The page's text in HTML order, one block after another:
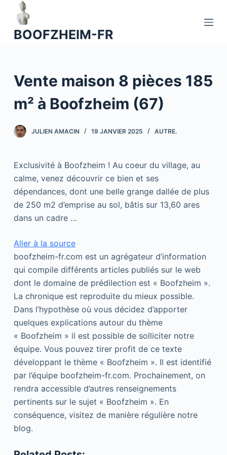
u
o
e
n
u
BOOFZHEIM-FR
Vente maison 8 pièces 185
m² à Boofzheim (67)
JULIEN AMACIN 19 JANVIER 2025 AUTRE.
Exclusivité à Boofzheim ! Au coeur du village, au
calme, venez découvrir ce bien et ses
dépendances, dont une belle grange dallée de plus
de 250 m2 d’emprise au sol, bâtis sur 13,60 ares
dans un cadre …
Aller à la source
boofzheim-fr.com est un agrégateur d’information
qui compile différents articles publiés sur le web
dont le domaine de prédilection est « Boofzheim ».
La chronique est reproduite du mieux possible.
Dans l’hypothèse où vous décidez d’apporter
quelques explications autour du thème
« Boofzheim » il est possible de solliciter notre
équipe. Vous pouvez tirer profit de ce texte
développant le thème « Boofzheim ». Il est identifié
par l’équipe boofzheim-fr.com. Prochainement, on
rendra accessible d’autres renseignements
pertinents sur le sujet « Boofzheim ». En
conséquence, visitez de manière régulière notre
blog.